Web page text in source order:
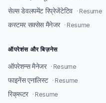
सेल्स डेवलपमेंट रिप्रेजेंटेटिव · Resume
कस्टमर सक्सेस मैनेजर · Resume
ऑपरेशंस और बिज़नेस
ऑपरेशन्स मैनेजर · Resume
फाइनेंस एनालिस्ट · Resume
रिक्रूटर · Resume